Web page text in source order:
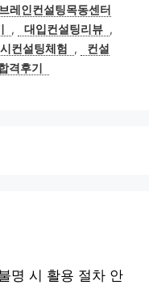
레인컨설팅목동센터
, 대입컨설팅리뷰 ,
컨설팅체험 ,
컨설
격후기
명 시 활용 절차 안